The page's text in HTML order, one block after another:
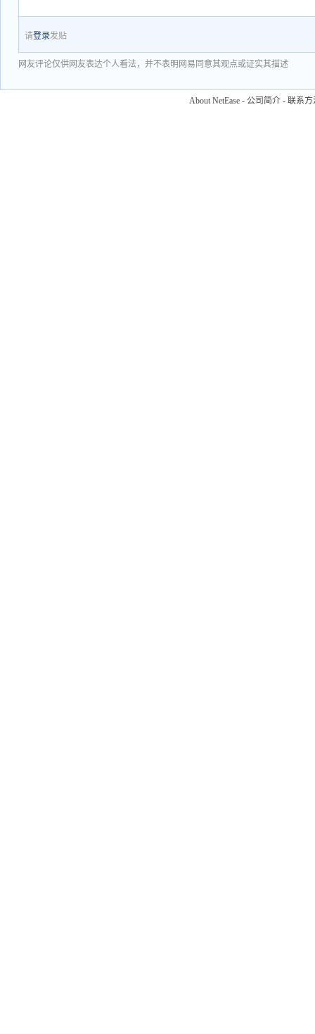
请登录发贴
网友评论仅供网友表达个人看法，并不表明网易同意其观点或证实其描述
About NetEase - 公司简介 - 联系方